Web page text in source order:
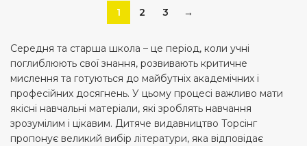
1 2 3 →
Середня та старша школа – це період, коли учні
поглиблюють свої знання, розвивають критичне
мислення та готуються до майбутніх академічних і
професійних досягнень. У цьому процесі важливо мати
якісні навчальні матеріали, які зроблять навчання
зрозумілим і цікавим. Дитяче видавництво Торсінг
пропонує великий вибір літератури, яка відповідає